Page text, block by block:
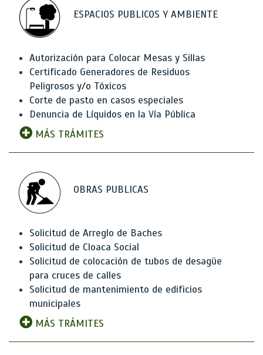
ESPACIOS PUBLICOS Y AMBIENTE
Autorización para Colocar Mesas y Sillas
Certificado Generadores de Residuos
Peligrosos y/o Tóxicos
Corte de pasto en casos especiales
Denuncia de Líquidos en la Vía Pública
MÁS TRÁMITES
OBRAS PUBLICAS
Solicitud de Arreglo de Baches
Solicitud de Cloaca Social
Solicitud de colocación de tubos de desagüe
para cruces de calles
Solicitud de mantenimiento de edificios
municipales
MÁS TRÁMITES